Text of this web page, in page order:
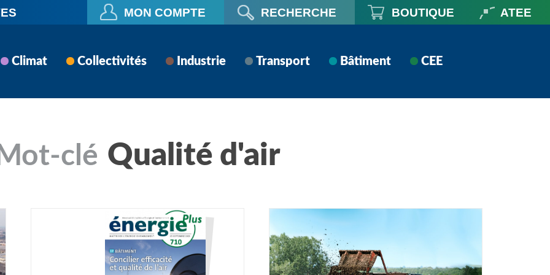
MON COMPTE RECHERCHE BOUTIQUE ATEE
Climat Collectivités Industrie Transport Bâtiment CEE
Qualité d'air